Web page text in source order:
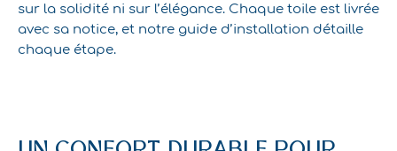
sur la solidité ni sur l’élégance. Chaque toile est livrée
avec sa notice, et notre guide d’installation détaille
chaque étape.